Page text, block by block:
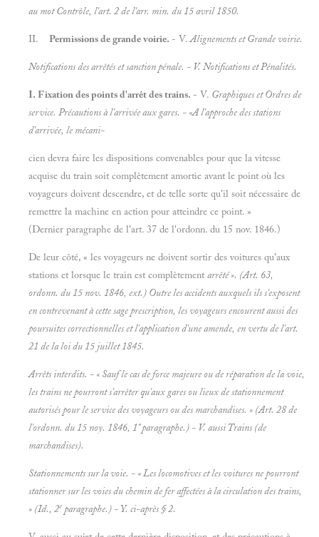
au motContrôle, l'art. 2 de l'arr. min. du 15 avril 1850.
II. Permissions de grande voirie. - V.Alignements etGrande voirie.
Notifications des arrêtés et sanction pénale. - V.Notifications etPénalités.
I. Fixation des points d'arrêt des trains. - V. Graphiques etOrdres de
service. Précautions à l'arrivée aux gares. - «A l'approche des stations
d'arrivée, le mécani-
cien devra faire les dispositions convenables pour que la vitesse
acquise du train soit complètement amortie avant le point où les
voyageurs doivent descendre, et de telle sorte qu'il soit nécessaire de
remettre la machine en action pour atteindre ce point. »
(Dernier paragraphe de l'art. 37 de l'ordonn. du 15 nov. 1846.)
De leur côté, « les voyageurs ne doivent sortir des voitures qu'aux
stations et lorsque le train est complètementarrêté ». (Art. 63,
ordonn. du 15 nov. 1846, ext.) Outre les accidents auxquels ils s'exposent
en contrevenant à cette sage prescription, les voyageurs encourent aussi des
poursuites correctionnelles et l'application d'une amende, en vertu de l'art.
21 de la loi du 15 juillet 1845.
Arrêts interdits. - « Sauf le cas de force majeure ou de réparation de la voie,
les trains ne pourront s'arrêter qu'aux gares ou lieux de stationnement
autorisés pour le service des voyageurs ou des marchandises. » (Art. 28 de
l'ordonn. du 15 noy. 1846, 1" paragraphe.) - V. aussiTrains (de
marchandises).
Stationnements sur la voie. - « Les locomotives et les voitures ne pourront
stationner sur les voies du chemin de fer affectées à la circulation des trains,
» (Id., 2e paragraphe.) - Y. ci-après § 2.